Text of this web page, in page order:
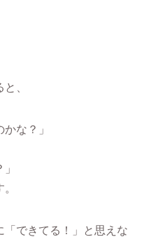
、
な？」
できてる！」と思えな